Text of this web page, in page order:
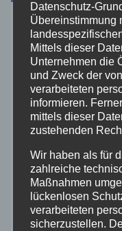
Aktuelles
Allgemein
Altenkirchen
Feuerwehr
Hilfsorganisationen
Datenschutz-
Übereinstimmung
Mittels dieser
Unternehmen die
und Zweck der
verarbeiteten
informieren.
mittels dieser
zustehenden
Wir haben als für
zahlreiche
Maßnahmen
lückenlosen
verarbeiteten
sicherzustellen.